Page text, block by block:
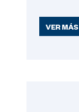
VER MÁS